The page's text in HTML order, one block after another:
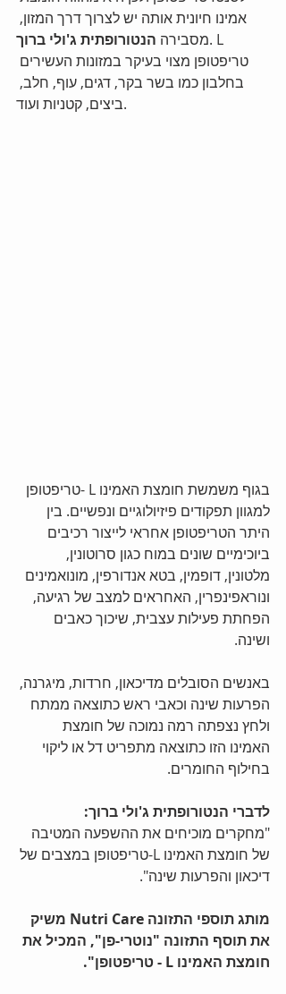
אמינו חיונית אותה יש לצרוך דרך המזון,
מסבירה הנטורופתית ג'ולי ברוך
. L
טריפטופן מצוי בעיקר במזונות העשירים
בחלבון כמו בשר בקר, דגים, עוף, חלב,
ביצים, קטניות ועוד.
בגוף משמשת חומצת האמינו L -טריפטופן
למגוון תפקודים פיזיולוגיים ונפשיים. בין
היתר הטריפטופן אחראי לייצור רכיבים
ביוכימיים שונים במוח כגון סרוטונין,
מלטונין, דופמין, בטא אנדורפין, מונואמינים
ונוראפינפרין, האחראים למצב של רגיעה,
הפחתת פעילות עצבית, שיכוך כאבים
ושינה.
באנשים הסובלים מדיכאון, חרדות, מיגרנה,
הפרעות שינה וכאבי ראש כתוצאה ממתח
ולחץ נצפתה רמה נמוכה של חומצת
האמינו הזו כתוצאה מתפריט דל או ליקוי
בחילוף החומרים.
לדברי הנטורופתית ג'ולי ברוך:
"מחקרים מוכיחים את ההשפעה המטיבה
של חומצת האמינו L-טריפטופן במצבים של
דיכאון והפרעות שינה".
מותג תוספי התזונה Nutri Care משיק
את תוסף התזונה "נוטרי-פן", המכיל את
חומצת האמינו L - טריפטופן".